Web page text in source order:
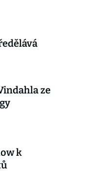
ze
k